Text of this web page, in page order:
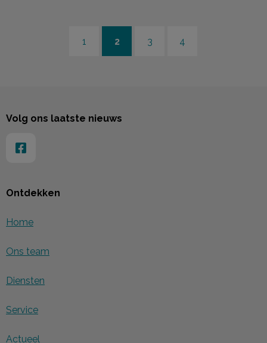
1 2 3 4
Ontdekken
Home
Ons team
Diensten
Service
Actueel
Volg ons laatste nieuws